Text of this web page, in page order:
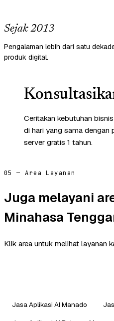
Sejak 2013
Pengalaman lebih dari satu
produk digital.
Ceritakan kebutuhan
di hari yang sama
server gratis 1 tahun.
05 — Area Layanan
Juga melayani
Minahasa
Klik area untuk melihat layanan
Jasa Aplikasi AI Manado